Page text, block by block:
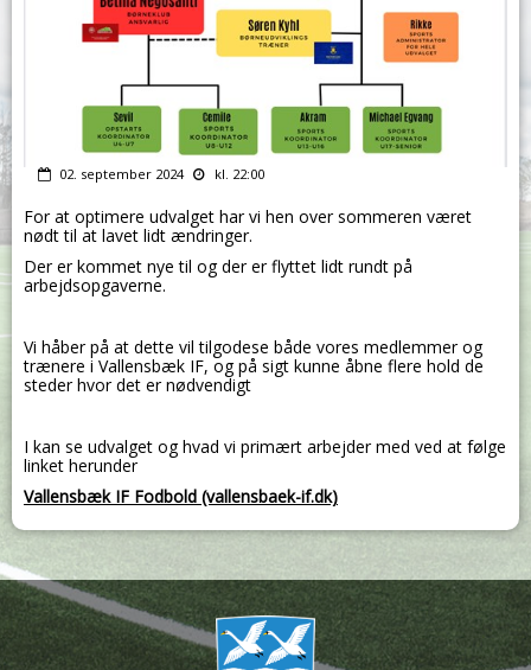
02. september 2024 kl. 22:00
For at optimere udvalget har vi hen over sommeren været
nødt til at lavet lidt ændringer.
Der er kommet nye til og der er flyttet lidt rundt på
arbejdsopgaverne.
Vi håber på at dette vil tilgodese både vores medlemmer og
trænere i Vallensbæk IF, og på sigt kunne åbne flere hold de
steder hvor det er nødvendigt
I kan se udvalget og hvad vi primært arbejder med ved at følge
linket herunder
Vallensbæk IF Fodbold (vallensbaek-if.dk)